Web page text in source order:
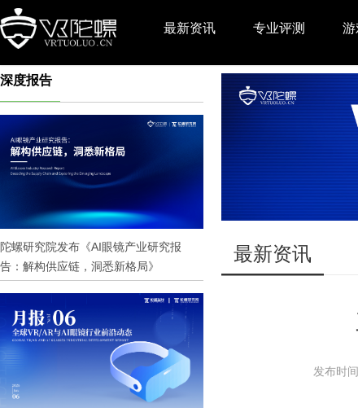
最新资讯 专业评测 游
深度报告
陀螺研究院发布《AI眼镜产业研究报
告：解构供应链，洞悉新格局》
最新资讯
发布时